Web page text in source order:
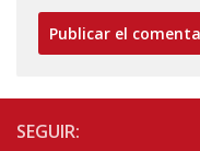
SEGUIR: